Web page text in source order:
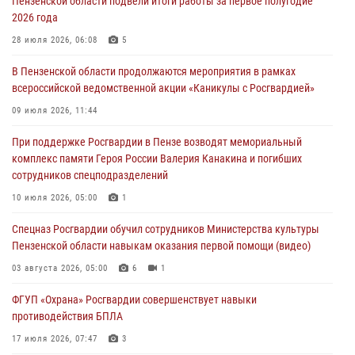
В Пензе при силовой поддержке Росгвардии пресечена
деятельность ОПГ, маскировавшейся под реабилитационный центр
4
В Управлении Росгвардии по Пензенской области подвели итоги
04 августа 2026, 06:08
Росгвардия обеспечила безопасность праздничных мероприятий в
День ВДВ в Пензе
2026 года
28 июля 2026, 06:08 5
В Пензенской области продолжаются мероприятия в рамках
всероссийской ведомственной акции «Каникулы с Росгвардией»
09 июля 2026, 11:44
При поддержке Росгвардии в Пензе возводят мемориальный
комплекс памяти Героя России Валерия Канакина и погибших
сотрудников спецподразделений
10 июля 2026, 05:00 1
Спецназ Росгвардии обучил сотрудников Министерства культуры
Пензенской области навыкам оказания первой помощи (видео)
03 августа 2026, 05:00 6 1
ФГУП «Охрана» Росгвардии совершенствует навыки
противодействия БПЛА
17 июля 2026, 07:47 3